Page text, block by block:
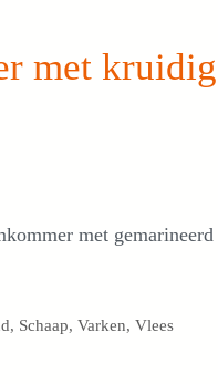
met kruidig
met gemarineerd
, Schaap,Varken,Vlees